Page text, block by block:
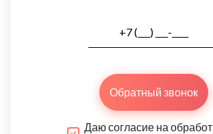
Обратный звонок
Даю согласие на